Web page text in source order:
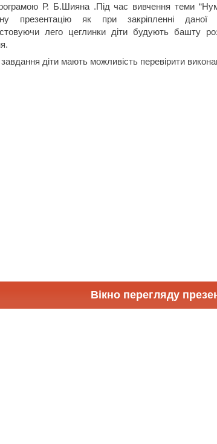
Р. Б.Шияна .Під час вивчення теми
презентацію як при закріпленні
лего цеглинки діти будують башту
діти мають можливість перевірити
Вікно перегляду